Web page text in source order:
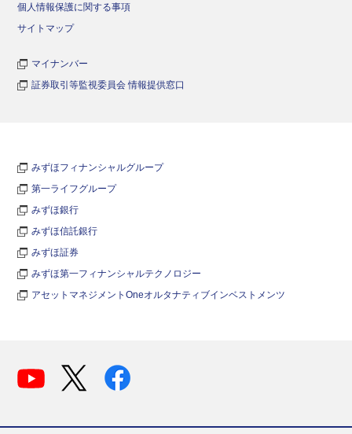
個人情報保護に関する事項
サイトマップ
マイナンバー
証券取引等監視委員会 情報提供窓口
みずほフィナンシャルグループ
第一ライフグループ
みずほ銀行
みずほ信託銀行
みずほ証券
みずほ第一フィナンシャルテクノロジー
アセットマネジメントOneオルタナティブインベストメンツ